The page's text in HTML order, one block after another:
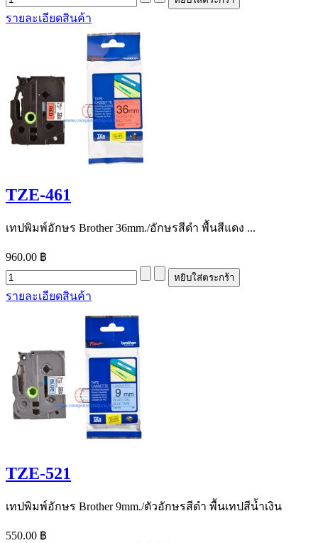
รายละเอียดสินค้า
TZE-461
เทปพิมพ์อักษร Brother 36mm./อักษรสีดำ พื้นสีแดง ...
960.00 ฿
รายละเอียดสินค้า
TZE-521
เทปพิมพ์อักษร Brother 9mm./ตัวอักษรสีดำ พื้นเทปสีน้ำเงิน
550.00 ฿